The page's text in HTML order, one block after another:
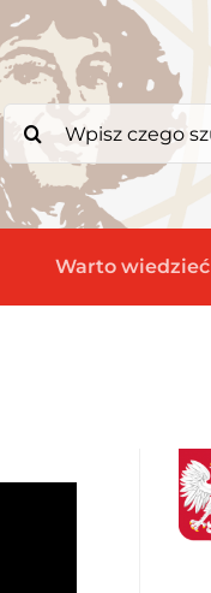
Search
Warto wiedzieć